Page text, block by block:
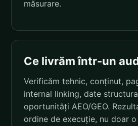
măsurare.
Ce livrăm într-un
Verificăm tehnic, conținut,
internal linking, date
oportunități AEO/GEO.
ordine de execuție, nu doar